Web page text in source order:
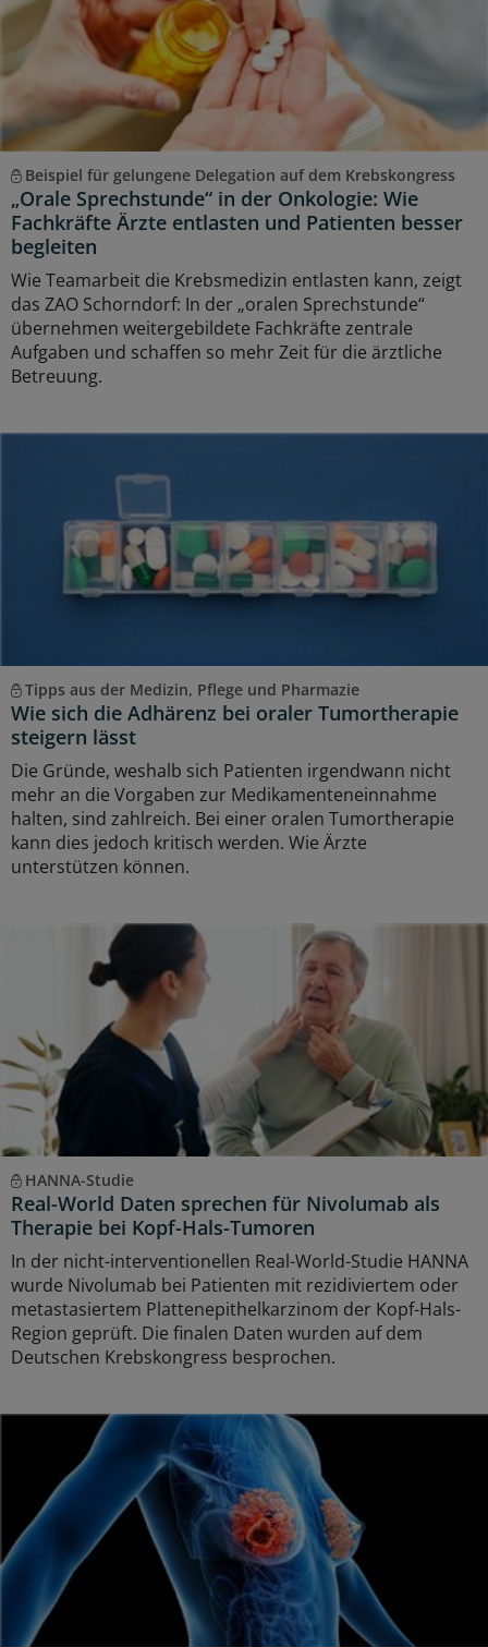
Beispiel für gelungene Delegation auf dem Krebskongress
„Orale Sprechstunde“ in der Onkologie: Wie
Fachkräfte Ärzte entlasten und Patienten besser
begleiten
Wie Teamarbeit die Krebsmedizin entlasten kann, zeigt
das ZAO Schorndorf: In der „oralen Sprechstunde“
übernehmen weitergebildete Fachkräfte zentrale
Aufgaben und schaffen so mehr Zeit für die ärztliche
Betreuung.
Tipps aus der Medizin, Pflege und Pharmazie
Wie sich die Adhärenz bei oraler Tumortherapie
steigern lässt
Die Gründe, weshalb sich Patienten irgendwann nicht
mehr an die Vorgaben zur Medikamenteneinnahme
halten, sind zahlreich. Bei einer oralen Tumortherapie
kann dies jedoch kritisch werden. Wie Ärzte
unterstützen können.
HANNA-Studie
Real-World Daten sprechen für Nivolumab als
Therapie bei Kopf-Hals-Tumoren
In der nicht-interventionellen Real-World-Studie HANNA
wurde Nivolumab bei Patienten mit rezidiviertem oder
metastasiertem Plattenepithelkarzinom der Kopf-Hals-
Region geprüft. Die finalen Daten wurden auf dem
Deutschen Krebskongress besprochen.